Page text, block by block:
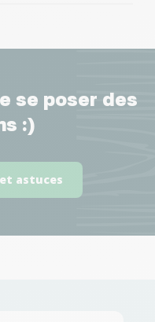
se poser des
:)
astuces